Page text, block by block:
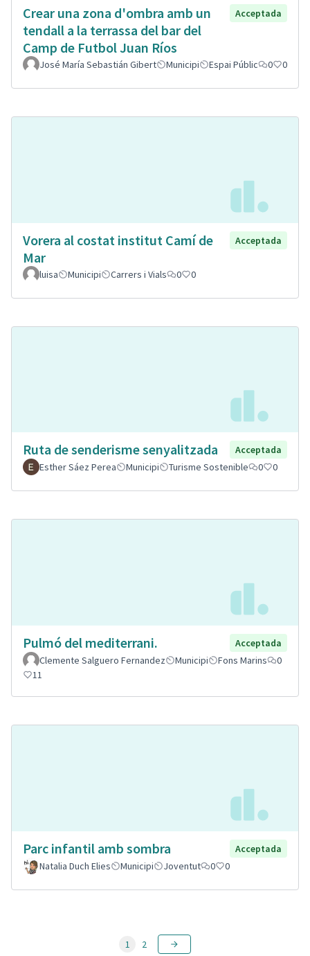
Crear una zona d'ombra amb un
tendall a la terrassa del bar del
Camp de Futbol Juan Ríos
Acceptada
José María Sebastián Gibert Municipi Espai Públic 0 0
Vorera al costat institut Camí de
Mar
Acceptada
luisa Municipi Carrers i Vials 0 0
Ruta de senderisme senyalitzada
Acceptada
Esther Sáez Perea
Municipi Turisme Sostenible 0 0
Pulmó del mediterrani.
Acceptada
Clemente Salguero Fernandez
Municipi Fons Marins
0
11
Parc infantil amb sombra
Acceptada
Natalia Duch Elies
Municipi Joventut 0 0
1 2